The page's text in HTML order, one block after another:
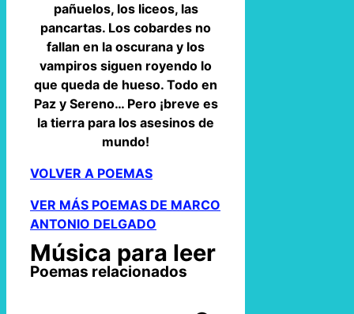
pañuelos, los liceos, las
pancartas. Los cobardes no
fallan en la oscurana y los
vampiros siguen royendo lo
que queda de hueso. Todo en
Paz y Sereno… Pero ¡breve es
la tierra para los asesinos de
mundo!
VOLVER A POEMAS
VER MÁS POEMAS DE MARCO
ANTONIO DELGADO
Música para leer
Poemas relacionados